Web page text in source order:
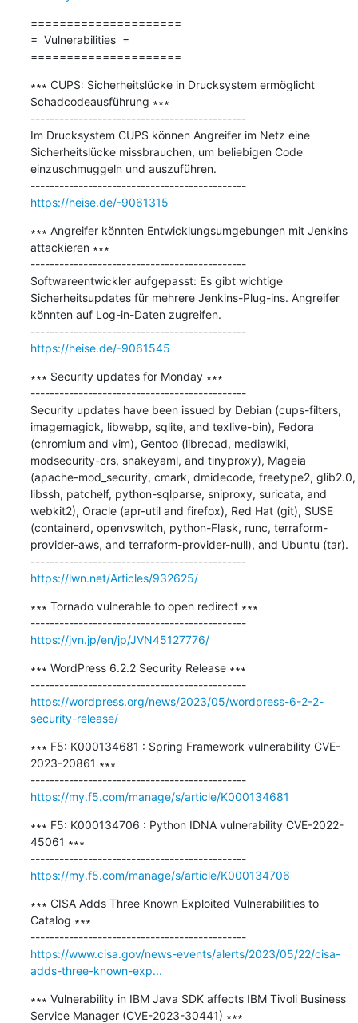
=====================
=  Vulnerabilities  =
=====================
∗∗∗ CUPS: Sicherheitslücke in Drucksystem ermöglicht
Schadcodeausführung ∗∗∗
---------------------------------------------
Im Drucksystem CUPS können Angreifer im Netz eine
Sicherheitslücke missbrauchen, um beliebigen Code
einzuschmuggeln und auszuführen.
---------------------------------------------
https://heise.de/-9061315
∗∗∗ Angreifer könnten Entwicklungsumgebungen mit Jenkins
attackieren ∗∗∗
---------------------------------------------
Softwareentwickler aufgepasst: Es gibt wichtige
Sicherheitsupdates für mehrere Jenkins-Plug-ins. Angreifer
könnten auf Log-in-Daten zugreifen.
---------------------------------------------
https://heise.de/-9061545
∗∗∗ Security updates for Monday ∗∗∗
---------------------------------------------
Security updates have been issued by Debian (cups-filters,
imagemagick, libwebp, sqlite, and texlive-bin), Fedora
(chromium and vim), Gentoo (librecad, mediawiki,
modsecurity-crs, snakeyaml, and tinyproxy), Mageia
(apache-mod_security, cmark, dmidecode, freetype2, glib2.0,
libssh, patchelf, python-sqlparse, sniproxy, suricata, and
webkit2), Oracle (apr-util and firefox), Red Hat (git), SUSE
(containerd, openvswitch, python-Flask, runc, terraform-
provider-aws, and terraform-provider-null), and Ubuntu (tar).
---------------------------------------------
https://lwn.net/Articles/932625/
∗∗∗ Tornado vulnerable to open redirect ∗∗∗
---------------------------------------------
https://jvn.jp/en/jp/JVN45127776/
∗∗∗ WordPress 6.2.2 Security Release ∗∗∗
---------------------------------------------
https://wordpress.org/news/2023/05/wordpress-6-2-2-
security-release/
∗∗∗ F5: K000134681 : Spring Framework vulnerability CVE-
2023-20861 ∗∗∗
---------------------------------------------
https://my.f5.com/manage/s/article/K000134681
∗∗∗ F5: K000134706 : Python IDNA vulnerability CVE-2022-
45061 ∗∗∗
---------------------------------------------
https://my.f5.com/manage/s/article/K000134706
∗∗∗ CISA Adds Three Known Exploited Vulnerabilities to
Catalog ∗∗∗
---------------------------------------------
https://www.cisa.gov/news-events/alerts/2023/05/22/cisa-
adds-three-known-exp...
∗∗∗ Vulnerability in IBM Java SDK affects IBM Tivoli Business
Service Manager (CVE-2023-30441) ∗∗∗